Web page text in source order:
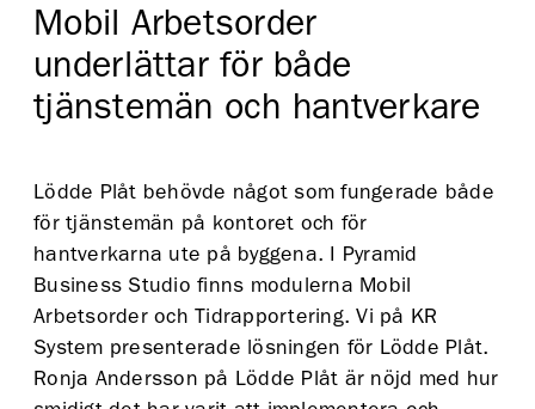
Mobil Arbetsorder
underlättar för både
tjänstemän och hantverkare
Lödde Plåt behövde något som fungerade både
för tjänstemän på kontoret och för
hantverkarna ute på byggena. I Pyramid
Business Studio finns modulerna Mobil
Arbetsorder och Tidrapportering. Vi på KR
System presenterade lösningen för Lödde Plåt.
Ronja Andersson på Lödde Plåt är nöjd med hur